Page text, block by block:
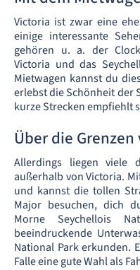
Victoria ist zwar eine
einige interessante
gehören u. a. der
Victoria und das
Mietwagen kannst du
erlebst die Schönheit der
kurze Strecken empfiehlt
Über die
Allerdings liegen viele
außerhalb von Victoria.
und kannst die tollen
Major besuchen, dich
Morne Seychellois
beeindruckende
National Park erkunden.
Falle eine gute Wahl als